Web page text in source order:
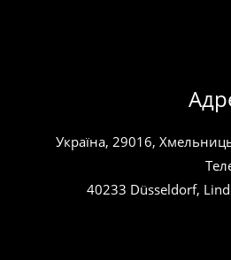
Україна, 29016,
40233 Düsseldorf,